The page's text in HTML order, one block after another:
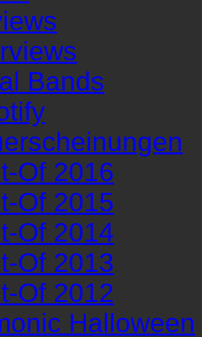
Bands
Of 2016
Of 2015
Of 2014
Of 2013
Of 2012
Halloween